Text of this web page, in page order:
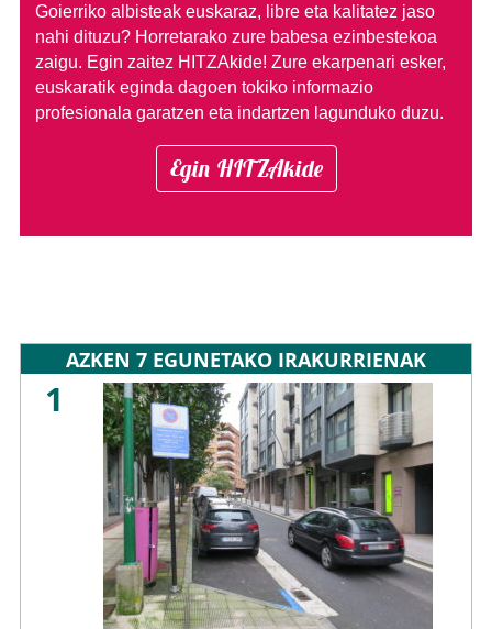
Goierriko albisteak euskaraz, libre eta kalitatez jaso
nahi dituzu? Horretarako zure babesa ezinbestekoa
zaigu. Egin zaitez HITZAkide! Zure ekarpenari esker,
euskaratik eginda dagoen tokiko informazio
profesionala garatzen eta indartzen lagunduko duzu.
Egin HITZAkide
AZKEN 7 EGUNETAKO IRAKURRIENAK
1